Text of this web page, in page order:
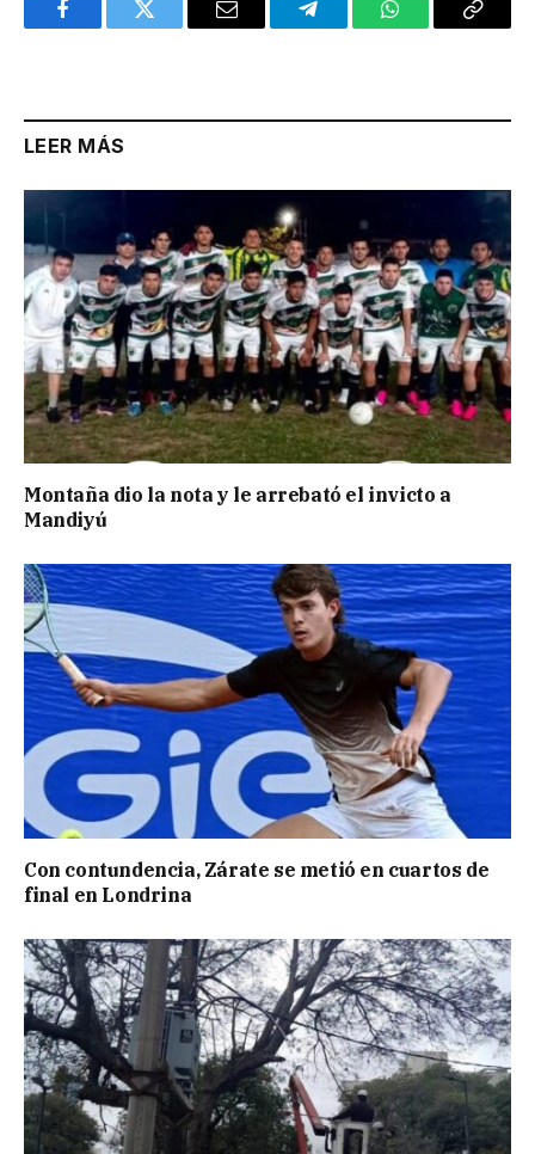
FacebookTwitter Email TelegramWhatsAppCopy
LEER MÁS
Montaña dio la nota y le arrebató el invicto a
Mandiyú
Con contundencia, Zárate se metió en cuartos de
final en Londrina